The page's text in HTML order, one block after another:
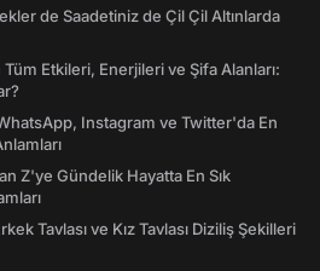
de Saadetiniz de Çil Çil Altınlarda
Etkileri, Enerjileri ve Şifa Alanları:
Instagram ve Twitter'da En
Z'ye Gündelik Hayatta En Sık
Tavlası ve Kız Tavlası Diziliş Şekilleri